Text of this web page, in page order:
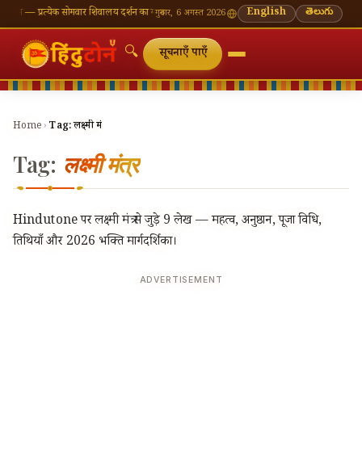
— प्रत्येक सोमवार शिवालय दर्शन का महत्व🌸 गणेश चतुर्थी — भाद्रपद शुक्ल चतुर्थी ⛩ काशी
गुरुवार, 6 अगस्त 2026 English తెలుగు
🔍 सूचनाएँ पाएँ
Home › Tag:लक्ष्मी मंत्र
Tag: लक्ष्मी मंत्र
Hindutone पर लक्ष्मी मंत्र से जुड़े 9 लेख — महत्व, अनुष्ठान, पूजा विधि,
तिथियाँ और 2026 भक्ति मार्गदर्शिका।
ADVERTISEMENT